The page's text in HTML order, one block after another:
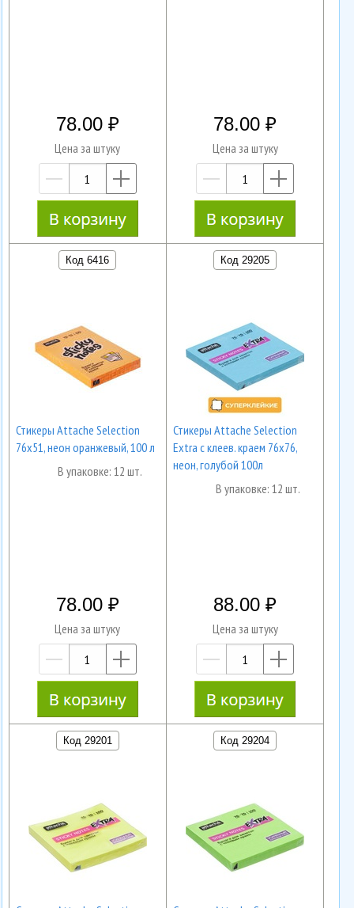
78.00
Цена за штуку
—
78.00
Цена за штуку
—
Код 6416
Стикеры Attache Selection
76х51, неон оранжевый, 100 л
В упаковке: 12 шт.
78.00
Цена за штуку
—
Код 29205
Стикеры Attache Selection
Extra с клеев. краем 76х76,
неон, голубой 100л
В упаковке: 12 шт.
88.00
Цена за штуку
—
Код 29201 Код 29204